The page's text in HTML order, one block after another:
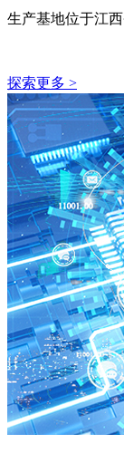
生产基地位于江
探索更多 >